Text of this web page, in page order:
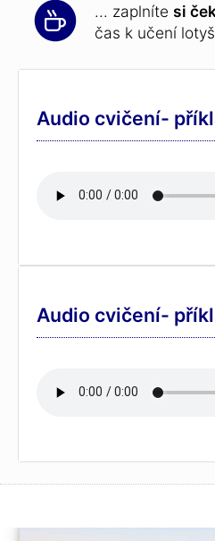
... zaplníte si
čas k učení
Audio cvičení-
Audio cvičení-